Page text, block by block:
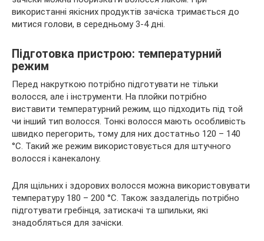
використанні якісних продуктів зачіска тримається до
митися голови, в середньому 3-4 дні.
Підготовка пристрою: температурний
режим
Перед накруткою потрібно підготувати не тільки
волосся, але і інструменти. На плойки потрібно
виставити температурний режим, що підходить під той
чи інший тип волосся. Тонкі волосся мають особливість
швидко перегорить, тому для них достатньо 120 – 140
°C. Такий же режим використовується для штучного
волосся і канекалону.
Для щільних і здорових волосся можна використовувати
температуру 180 – 200 °C. Також заздалегідь потрібно
підготувати гребінця, затискачі та шпильки, які
знадобляться для зачіски.